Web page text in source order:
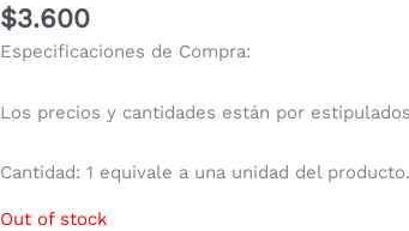
$3.600
Especificaciones de Compra:
Los precios y cantidades están por
Cantidad: 1 equivale a una unidad del producto.
Out of stock